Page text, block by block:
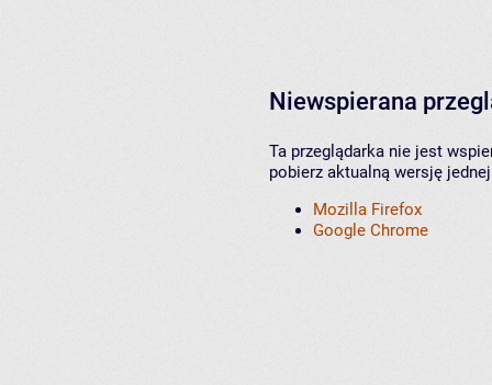
Niewspierana
Ta przeglądarka nie jest
pobierz aktualną wersję
Mozilla Firefox
Google Chrome